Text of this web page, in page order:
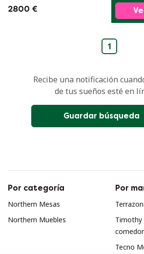
del norte de 220 cm
2800 €
1
Recibe una notificación
de tus sueños esté en
Guardar búsqueda
Por categoría
Northern Mesas
Northern Muebles
Por
Timothy
comedor
Tecno